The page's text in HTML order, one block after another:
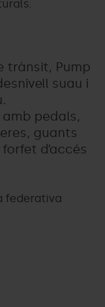
trànsit, Pump
suau i
pedals,
guants
d’accés
federativa